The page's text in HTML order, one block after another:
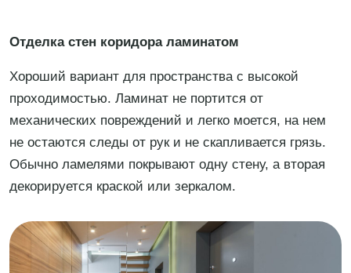
Отделка стен коридора ламинатом
Хороший вариант для пространства с высокой
проходимостью. Ламинат не портится от
механических повреждений и легко моется, на нем
не остаются следы от рук и не скапливается грязь.
Обычно ламелями покрывают одну стену, а вторая
декорируется краской или зеркалом.